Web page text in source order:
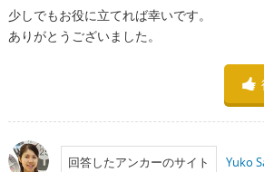
少しでもお役に立てれば幸いです。
ありがとうございました。
回答したアンカーのサイト Yuko